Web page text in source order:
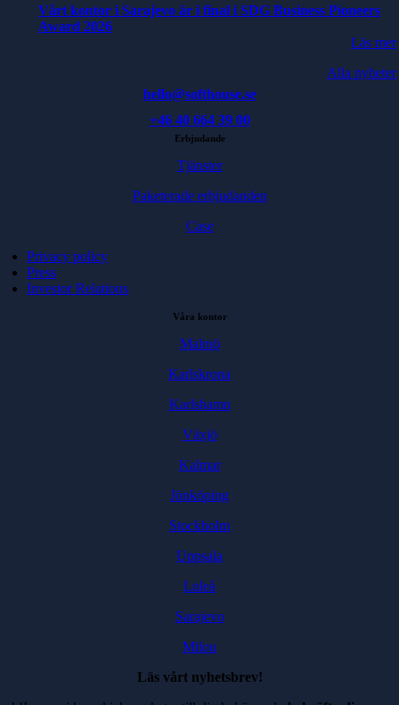
Vårt kontor i Sarajevo är i final i SDG Business Pioneers
Award 2026
Läs mer
Alla nyheter
hello@softhouse.se
+46 40 664 39 00
Erbjudande
Tjänster
Paketerade erbjudanden
Case
Privacy policy
Press
Investor Relations
Våra kontor
Malmö
Karlskrona
Karlshamn
Växjö
Kalmar
Jönköping
Stockholm
Uppsala
Luleå
Sarajevo
Milou
Läs vårt nyhetsbrev!